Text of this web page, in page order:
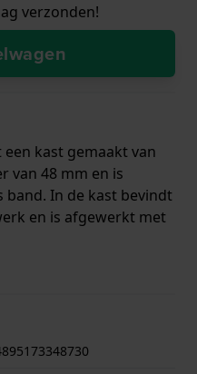
verzonden!
kast gemaakt van
van 48 mm en is
band. In de kast bevindt
en is afgewerkt met